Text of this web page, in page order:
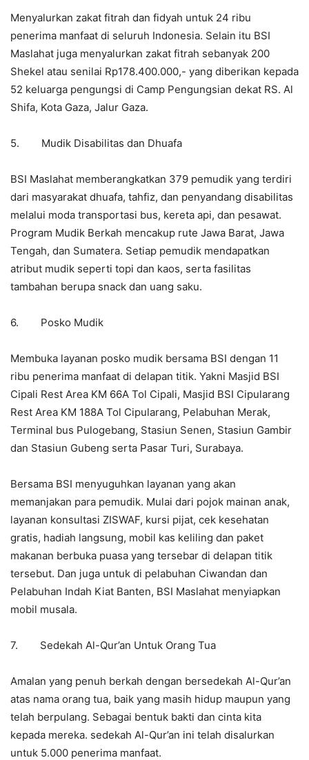
Menyalurkan zakat fitrah dan fidyah untuk 24 ribu
penerima manfaat di seluruh Indonesia. Selain itu BSI
Maslahat juga menyalurkan zakat fitrah sebanyak 200
Shekel atau senilai Rp178.400.000,- yang diberikan kepada
52 keluarga pengungsi di Camp Pengungsian dekat RS. Al
Shifa, Kota Gaza, Jalur Gaza.
5. Mudik Disabilitas dan Dhuafa
BSI Maslahat memberangkatkan 379 pemudik yang terdiri
dari masyarakat dhuafa, tahfiz, dan penyandang disabilitas
melalui moda transportasi bus, kereta api, dan pesawat.
Program Mudik Berkah mencakup rute Jawa Barat, Jawa
Tengah, dan Sumatera. Setiap pemudik mendapatkan
atribut mudik seperti topi dan kaos, serta fasilitas
tambahan berupa snack dan uang saku.
6. Posko Mudik
Membuka layanan posko mudik bersama BSI dengan 11
ribu penerima manfaat di delapan titik. Yakni Masjid BSI
Cipali Rest Area KM 66A Tol Cipali, Masjid BSI Cipularang
Rest Area KM 188A Tol Cipularang, Pelabuhan Merak,
Terminal bus Pulogebang, Stasiun Senen, Stasiun Gambir
dan Stasiun Gubeng serta Pasar Turi, Surabaya.
Bersama BSI menyuguhkan layanan yang akan
memanjakan para pemudik. Mulai dari pojok mainan anak,
layanan konsultasi ZISWAF, kursi pijat, cek kesehatan
gratis, hadiah langsung, mobil kas keliling dan paket
makanan berbuka puasa yang tersebar di delapan titik
tersebut. Dan juga untuk di pelabuhan Ciwandan dan
Pelabuhan Indah Kiat Banten, BSI Maslahat menyiapkan
mobil musala.
7. Sedekah Al-Qur’an Untuk Orang Tua
Amalan yang penuh berkah dengan bersedekah Al-Qur’an
atas nama orang tua, baik yang masih hidup maupun yang
telah berpulang. Sebagai bentuk bakti dan cinta kita
kepada mereka. sedekah Al-Qur’an ini telah disalurkan
untuk 5.000 penerima manfaat.